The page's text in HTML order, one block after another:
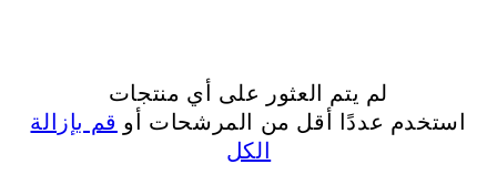
لم يتم العثور على أي منتجات
استخدم عددًا أقل من المرشحات أو قم بإزالة
الكل